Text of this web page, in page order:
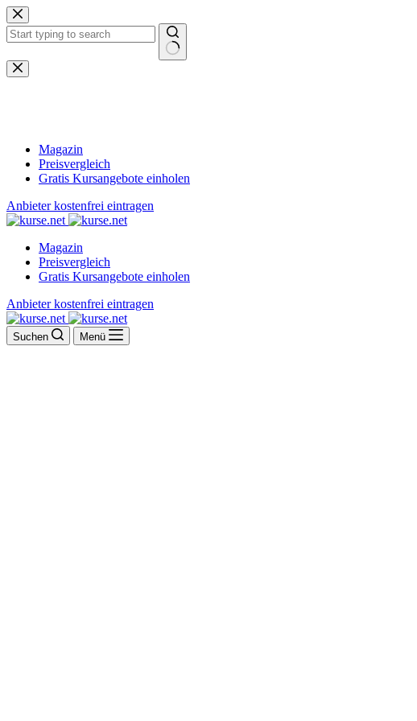
Zum
Inhalt
springen
Keine
Ergebnisse
Magazin
Preisvergleich
Gratis Kursangebote einholen
Anbieter kostenfrei eintragen
Magazin
Preisvergleich
Gratis Kursangebote einholen
Anbieter kostenfrei eintragen
Suchen Menü